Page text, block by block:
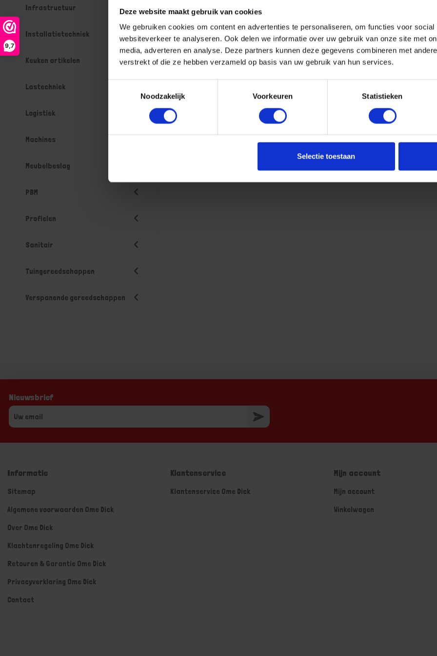
Deze website maakt gebruik van cookies
We gebruiken cookies om content en advertenties te personaliseren, om functies voor
websiteverkeer te analyseren. Ook delen we informatie over uw gebruik van onze site met
media, adverteren en analyse. Deze partners kunnen deze gegevens combineren met
verstrekt of die ze hebben verzameld op basis van uw gebruik van hun services.
Noodzakelijk
Voorkeuren Statistieken
Selectie toestaan
9,7
Infrastructuur
Installatietechniek
Keuken artikelen
Lastechniek
Logistiek
Machines
Meubelbeslag
PBM
Profielen
Sanitair
Tuingereedschappen
Verspanende gereedschappen
Nieuwsbrief
Informatie
Sitemap
Algemene voorwaarden Ome Dick
Over Ome Dick
Klachtenregeling Ome Dick
Retouren & Garantie Ome Dick
Privacyverklaring Ome Dick
Contact
Klantenservice
Klantenservice Ome Dick
Mijn account
Mijn account
Winkelwagen